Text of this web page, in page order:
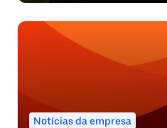
Notícias da empresa